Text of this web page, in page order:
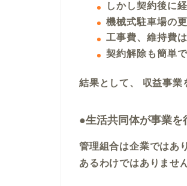
しかし契約後に
機械式駐車場の
工事費、維持費
契約解除も簡単
結果として、 収益事業
●生活共同体が事業を
管理組合は企業ではあ
あるわけではありません